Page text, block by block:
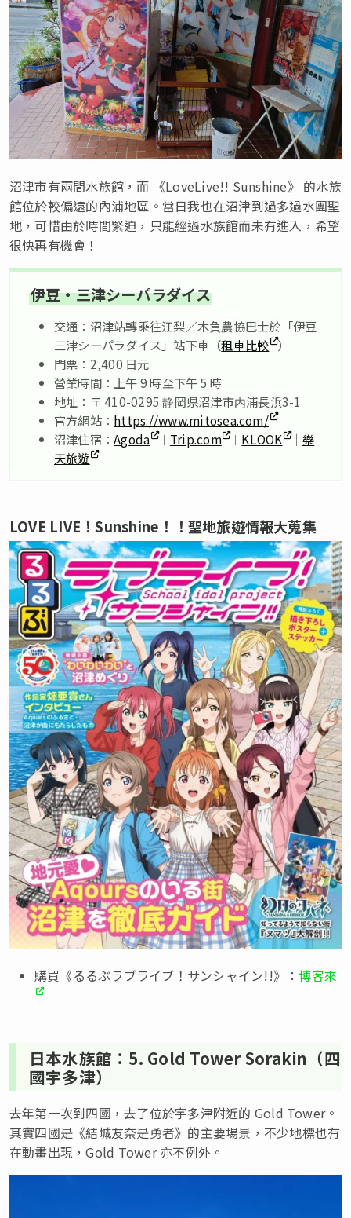
沼津市有兩間水族館，而 《LoveLive!! Sunshine》 的水族
館位於較偏遠的內浦地區。當日我也在沼津到過多過水團聖
地，可惜由於時間緊迫，只能經過水族館而未有進入，希望
很快再有機會！
伊豆・三津シーパラダイス
交通：沼津站轉乘往江梨／木負農協巴士於「伊豆
三津シーパラダイス」站下車（租車比較 ）
門票：2,400 日元
營業時間：上午 9 時至下午 5 時
地址：〒 410-0295 静岡県沼津市内浦長浜3-1
官方網站： https://www.mitosea.com/
沼津住宿：Agoda ︱ Trip.com ︱ KLOOK ｜樂
天旅遊
LOVE LIVE！Sunshine！！聖地旅遊情報大蒐集
購買《るるぶラブライブ！サンシャイン!!》：博客來
日本水族館：5. Gold Tower Sorakin（四
國宇多津）
去年第一次到四國，去了位於宇多津附近的 Gold Tower。
其實四國是《結城友奈是勇者》的主要場景，不少地標也有
在動畫出現，Gold Tower 亦不例外。